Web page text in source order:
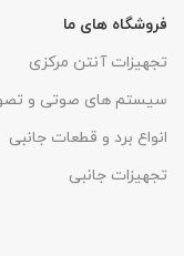
فروشگاه های ما
تجهیزات آنتن مرکزی
سیستم های صوتی و
انواع برد و قطعات جانبی
تجهیزات جانبی